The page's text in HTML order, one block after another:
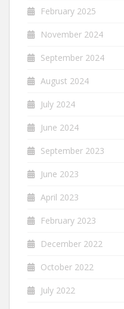
February 2025
November 2024
September 2024
August 2024
July 2024
June 2024
September 2023
June 2023
April 2023
February 2023
December 2022
October 2022
July 2022